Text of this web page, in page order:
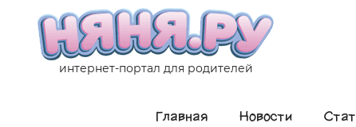
содержимому
интернет-портал для родителей
Главная Новости